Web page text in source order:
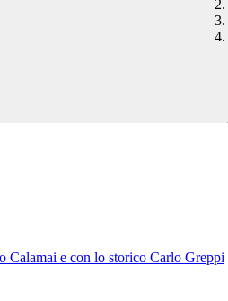
Calamai e con lo storico Carlo Greppi